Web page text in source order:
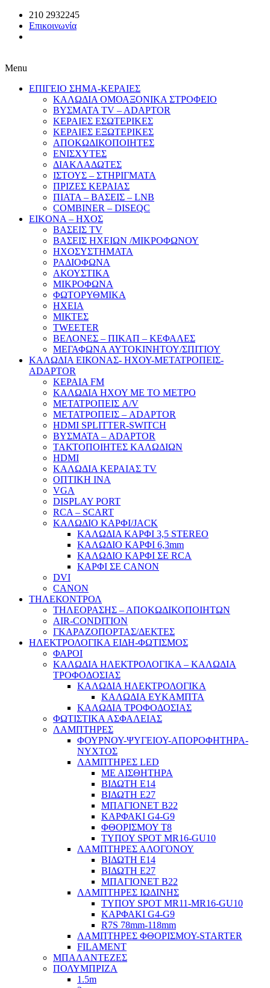
210 2932245
Επικοινωνία
Menu
ΕΠΙΓΕΙΟ ΣΗΜΑ-ΚΕΡΑΙΕΣ
ΚΑΛΩΔΙΑ ΟΜΟΑΞΟΝΙΚΑ ΣΤΡΟΦΕΙΟ
ΒΥΣΜΑΤΑ TV – ADAPTOR
ΚΕΡΑΙΕΣ ΕΣΩΤΕΡΙΚΕΣ
ΚΕΡΑΙΕΣ ΕΞΩΤΕΡΙΚΕΣ
ΑΠΟΚΩΔΙΚΟΠΟΙΗΤΕΣ
ΕΝΙΣΧΥΤΕΣ
ΔΙΑΚΛΑΔΩΤΕΣ
ΙΣΤΟΥΣ – ΣΤΗΡΙΓΜΑΤΑ
ΠΡΙΖΕΣ ΚΕΡΑΙΑΣ
ΠΙΑΤΑ – ΒΑΣΕΙΣ – LNB
COMBINER – DISEQC
EIKONA – ΗΧΟΣ
ΒΑΣΕΙΣ TV
ΒΑΣΕΙΣ ΗΧΕΙΩΝ /ΜΙΚΡΟΦΩΝΟΥ
ΗΧΟΣΥΣΤΗΜΑΤΑ
ΡΑΔΙΟΦΩΝΑ
ΑΚΟΥΣΤΙΚΑ
ΜΙΚΡΟΦΩΝΑ
ΦΩΤΟΡΥΘΜΙΚΑ
ΗΧΕΙΑ
ΜΙΚΤΕΣ
TWEETER
ΒΕΛΟΝΕΣ – ΠΙΚΑΠ – ΚΕΦΑΛΕΣ
ΜΕΓΑΦΩΝΑ ΑΥΤΟΚΙΝΗΤΟΥ/ΣΠΙΤΙΟΥ
ΚΑΛΩΔΙΑ ΕΙΚΟΝΑΣ- ΗΧΟΥ-ΜΕΤΑΤΡΟΠΕΙΣ-
ADAPTOR
ΚΕΡΑΙΑ FM
ΚΑΛΩΔΙΑ ΗΧΟΥ ΜΕ ΤΟ ΜΕΤΡΟ
ΜΕΤΑΤΡΟΠΕΙΣ A/V
ΜΕΤΑΤΡΟΠΕΙΣ – ADAPTOR
HDMI SPLITTER-SWITCH
ΒΥΣΜΑΤΑ – ADAPTOR
ΤΑΚΤΟΠΟΙΗΤΕΣ ΚΑΛΩΔΙΩΝ
HDMI
ΚΑΛΩΔΙΑ ΚΕΡΑΙΑΣ TV
ΟΠΤΙΚΗ ΙΝΑ
VGA
DISPLAY PORT
RCA – SCART
ΚΑΛΩΔΙΟ ΚΑΡΦΙ/JACK
ΚΑΛΩΔΙΑ ΚΑΡΦΙ 3,5 STEREO
ΚΑΛΩΔΙΟ ΚΑΡΦΙ 6,3mm
ΚΑΛΩΔΙΟ ΚΑΡΦΙ ΣΕ RCA
ΚΑΡΦΙ ΣΕ CANON
DVI
CANON
ΤΗΛΕΚΟΝΤΡΟΛ
ΤΗΛΕΟΡΑΣΗΣ – ΑΠΟΚΩΔΙΚΟΠΟΙΗΤΩΝ
AIR-CONDITION
ΓΚΑΡΑΖΟΠΟΡΤΑΣ/ΔΕΚΤΕΣ
ΗΛΕΚΤΡΟΛΟΓΙΚΑ ΕΙΔΗ-ΦΩΤΙΣΜΟΣ
ΦΑΡΟΙ
ΚΑΛΩΔΙΑ ΗΛΕΚΤΡΟΛΟΓΙΚΑ – ΚΑΛΩΔΙΑ
ΤΡΟΦΟΔΟΣΙΑΣ
ΚΑΛΩΔΙΑ ΗΛΕΚΤΡΟΛΟΓΙΚΑ
ΚΑΛΩΔΙΑ ΕΥΚΑΜΠΤΑ
ΚΑΛΩΔΙΑ ΤΡΟΦΟΔΟΣΙΑΣ
ΦΩΤΙΣΤΙΚΑ ΑΣΦΑΛΕΙΑΣ
ΛΑΜΠΤΗΡΕΣ
ΦΟΥΡΝΟΥ-ΨΥΓΕΙΟΥ-ΑΠΟΡΟΦΗΤΗΡΑ-
ΝΥΧΤΟΣ
ΛΑΜΠΤΗΡΕΣ LED
ΜΕ ΑΙΣΘΗΤΗΡΑ
ΒΙΔΩΤΗ Ε14
ΒΙΔΩΤΗ Ε27
ΜΠΑΓΙΟΝΕΤ Β22
ΚΑΡΦΑΚΙ G4-G9
ΦΘΟΡΙΣΜΟΥ Τ8
ΤΥΠΟΥ SPOT MR16-GU10
ΛΑΜΠΤΗΡΕΣ ΑΛΟΓΟΝΟΥ
ΒΙΔΩΤΗ Ε14
ΒΙΔΩΤΗ Ε27
ΜΠΑΓΙΟΝΕΤ Β22
ΛΑΜΠΤΗΡΕΣ ΙΩΔΙΝΗΣ
ΤΥΠΟΥ SPOT MR11-MR16-GU10
ΚΑΡΦΑΚΙ G4-G9
R7S 78mm-118mm
ΛΑΜΠΤΗΡΕΣ ΦΘΟΡΙΣΜΟΥ-STARTER
FILAMENT
ΜΠΑΛΑΝΤΕΖΕΣ
ΠΟΛΥΜΠΡΙΖΑ
1.5m